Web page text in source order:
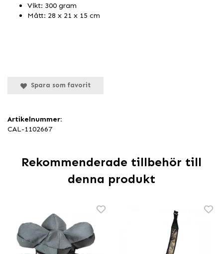
Vikt: 300 gram
Mått: 28 x 21 x 15 cm
Spara som favorit
Artikelnummer:
CAL-1102667
Rekommenderade tillbehör till
denna produkt